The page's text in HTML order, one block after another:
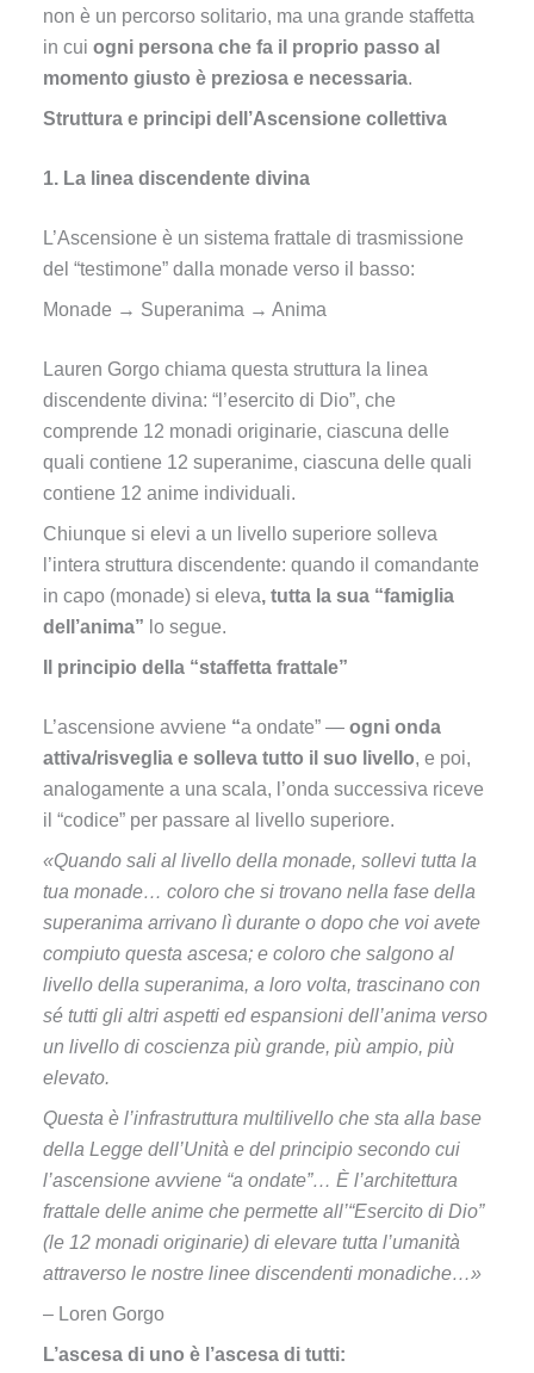
non è un percorso solitario, ma una grande staffetta
in cui ogni persona che fa il proprio passo al
momento giusto è preziosa e necessaria.
Struttura e principi dell’Ascensione collettiva
1. La linea discendente divina
L’Ascensione è un sistema frattale di trasmissione
del “testimone” dalla monade verso il basso:
Monade → Superanima → Anima
Lauren Gorgo chiama questa struttura la linea
discendente divina: “l’esercito di Dio”, che
comprende 12 monadi originarie, ciascuna delle
quali contiene 12 superanime, ciascuna delle quali
contiene 12 anime individuali.
Chiunque si elevi a un livello superiore solleva
l’intera struttura discendente: quando il comandante
in capo (monade) si eleva, tutta la sua “famiglia
dell’anima” lo segue.
Il principio della “staffetta frattale”
L’ascensione avviene “a ondate” — ogni onda
attiva/risveglia e solleva tutto il suo livello, e poi,
analogamente a una scala, l’onda successiva riceve
il “codice” per passare al livello superiore.
«Quando sali al livello della monade, sollevi tutta la
tua monade… coloro che si trovano nella fase della
superanima arrivano lì durante o dopo che voi avete
compiuto questa ascesa; e coloro che salgono al
livello della superanima, a loro volta, trascinano con
sé tutti gli altri aspetti ed espansioni dell’anima verso
un livello di coscienza più grande, più ampio, più
elevato.
Questa è l’infrastruttura multilivello che sta alla base
della Legge dell’Unità e del principio secondo cui
l’ascensione avviene “a ondate”… È l’architettura
frattale delle anime che permette all’“Esercito di Dio”
(le 12 monadi originarie) di elevare tutta l’umanità
attraverso le nostre linee discendenti monadiche…»
– Loren Gorgo
L’ascesa di uno è l’ascesa di tutti: